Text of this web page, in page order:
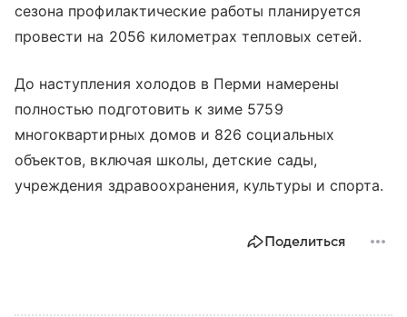
сезона профилактические работы планируется
провести на 2056 километрах тепловых сетей.
До наступления холодов в Перми намерены
полностью подготовить к зиме 5759
многоквартирных домов и 826 социальных
объектов, включая школы, детские сады,
учреждения здравоохранения, культуры и спорта.
Поделиться